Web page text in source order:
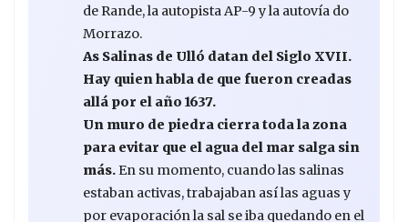
de Rande, la autopista AP-9 y la autovía do
Morrazo.
As Salinas de Ulló datan del Siglo XVII.
Hay quien habla de que fueron creadas
allá por el año 1637.
Un muro de piedra cierra toda la zona
para evitar que el agua del mar salga sin
más.En su momento, cuando las salinas
estaban activas, trabajaban así las aguas y
por evaporación la sal se iba quedando en el